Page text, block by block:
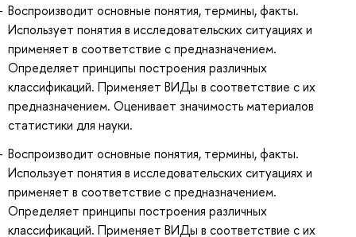
Воспроизводит основные понятия, термины, факты.
Использует понятия в исследовательских ситуациях и
применяет в соответствие с предназначением.
Определяет принципы построения различных
классификаций. Применяет ВИДы в соответствие с их
предназначением. Оценивает значимость материалов
статистики для науки.
Воспроизводит основные понятия, термины, факты.
Использует понятия в исследовательских ситуациях и
применяет в соответствие с предназначением.
Определяет принципы построения различных
классификаций. Применяет ВИДы в соответствие с их